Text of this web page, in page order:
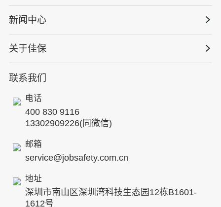
联系我们
电话
400 830 9116
13302909226(同微信)
邮箱
service@jobsafety.com.cn
地址
深圳市南山区深圳湾科技生态园12栋B1601-
1612号
巡查监督审计
HSE专家服务
能源电力
仓储物流
水利水务
核电工程与运营
其他案例
行业定制课程
资质与专业技能版权课
国际证书课程
高薪岗位
HSE 专家服务
人力资源服务
新闻中心
公司新闻
蛇口安全论坛
关于佳保
公司简介
企业文化
专家团队
发展历程
招贤纳士
ESG
8S安全服务联盟